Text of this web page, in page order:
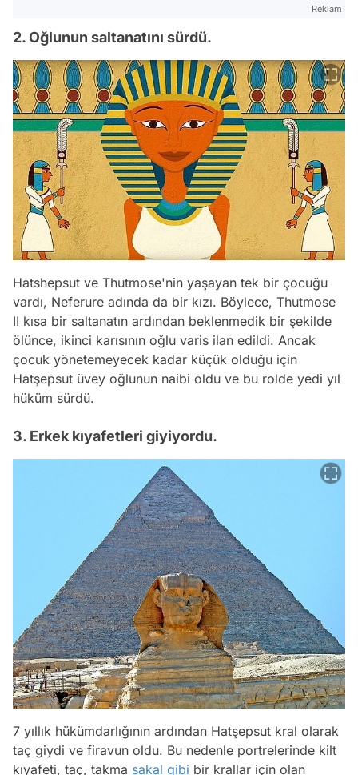
Reklam
2. Oğlunun saltanatını sürdü.
Hatshepsut ve Thutmose'nin yaşayan tek bir çocuğu
vardı, Neferure adında da bir kızı. Böylece, Thutmose
II kısa bir saltanatın ardından beklenmedik bir şekilde
ölünce, ikinci karısının oğlu varis ilan edildi. Ancak
çocuk yönetemeyecek kadar küçük olduğu için
Hatşepsut üvey oğlunun naibi oldu ve bu rolde yedi yıl
hüküm sürdü.
3. Erkek kıyafetleri giyiyordu.
7 yıllık hükümdarlığının ardından Hatşepsut kral olarak
taç giydi ve firavun oldu. Bu nedenle portrelerinde kilt
kıyafeti, taç, takma sakal gibi bir krallar için olan